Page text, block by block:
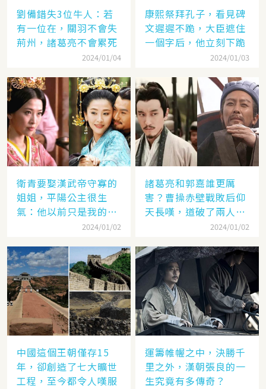
劉備錯失3位牛人：若
有一位在，關羽不會失
荊州，諸葛亮不會累死
2024/01/04
康熙祭拜孔子，看見碑
文遲遲不跪，大臣遮住
一個字后，他立刻下跪
2024/01/03
衛青要娶漢武帝守寡的
姐姐，平陽公主很生
氣：他以前只是我的奴
2024/01/02
諸葛亮和郭嘉誰更厲
害？曹操赤壁戰敗后仰
天長嘆，道破了兩人高
2024/01/02
中國這個王朝僅存15
年，卻創造了七大曠世
工程，至今都令人嘆服
運籌帷幄之中，決勝千
里之外，漢朝張良的一
生究竟有多傳奇？